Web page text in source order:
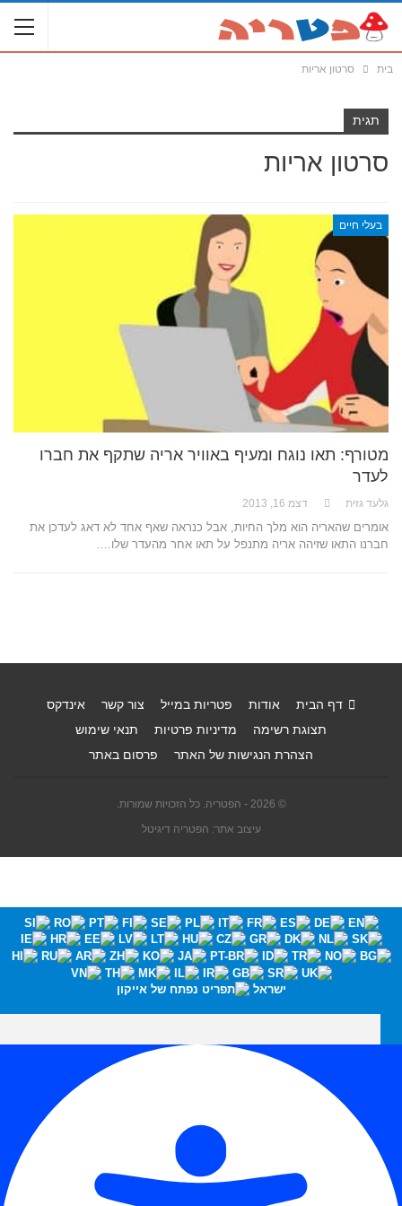
בית סרטון אריות
תגית
סרטון אריות
בעלי חיים
מטורף: תאו נוגח ומעיף באוויר אריה שתקף את חברו
לעדר
גלעד גזית דצמ 16, 2013
אומרים שהאריה הוא מלך החיות, אבל כנראה שאף אחד לא דאג לעדכן את
חברנו התאו שזיהה אריה מתנפל על תאו אחר מהעדר שלו.…
דף הבית אודות פטריות במייל צור קשר
אינדקס
תצוגת רשימה
מדיניות פרטיות
תנאי שימוש
הצהרת הנגישות של האתר
פרסום באתר
© 2026 - הפטריה. כל הזכויות שמורות.
עיצוב אתר: הפטריה דיגיטל
ישראל